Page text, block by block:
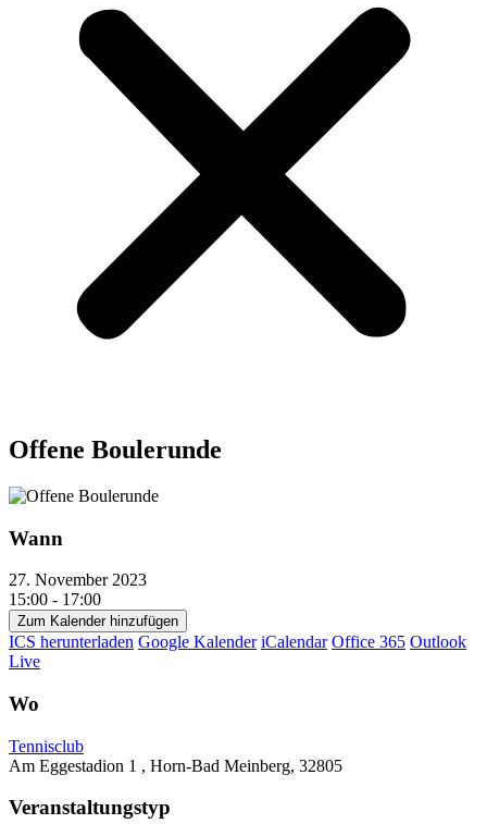
Offene Boulerunde
Wann
27. November 2023
15:00 - 17:00
Zum Kalender hinzufügen
ICS herunterladen Google Kalender iCalendar Office 365 Outlook
Live
Wo
Tennisclub
Am Eggestadion 1 , Horn-Bad Meinberg, 32805
Veranstaltungstyp